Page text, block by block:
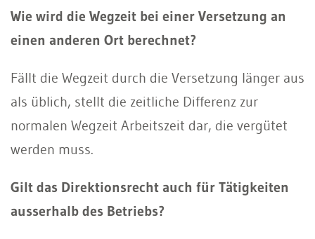
Wie wird die Wegzeit bei einer Versetzung an
einen anderen Ort berechnet?
Fällt die Wegzeit durch die Versetzung länger aus
als üblich, stellt die zeitliche Differenz zur
normalen Wegzeit Arbeitszeit dar, die vergütet
werden muss.
Gilt das Direktionsrecht auch für Tätigkeiten
ausserhalb des Betriebs?